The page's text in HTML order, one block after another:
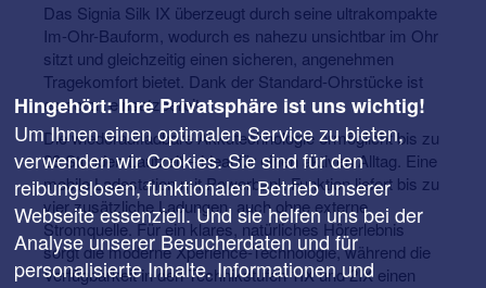
Das Signia Silk IX überzeugt durch seine ultrakompakte
Im-Ohr-Bauform, wodurch es nahezu unsichtbar im Ohr
sitzt und gleichzeitig einen sicheren, angenehmen
Tragekomfort bietet. Dank der Standard-Ohrstücke ist
es sofort einsatzbereit.
Die wiederaufladbare Akkutechnologie ermöglicht bis zu
28 Stunden Laufzeit – ideal für einen aktiven Alltag. Eine
mobile Ladestation mit Powerbank-Funktion liefert bis zu
vier zusätzliche Ladungen, auch ohne externe
Stromquelle. Für ein klares, natürliches Hörerlebnis
sorgt die moderne Xperience-Technologie, während die
Verfügbarkeit in den Technikstufen 1IX und 2IX einen
Hingehört: Ihre Privatsphäre ist uns wichtig!
Um Ihnen einen optimalen Service zu bieten,
verwenden wir Cookies. Sie sind für den
reibungslosen, funktionalen Betrieb unserer
Webseite essenziell. Und sie helfen uns bei der
Analyse unserer Besucherdaten und für
personalisierte Inhalte. Informationen und